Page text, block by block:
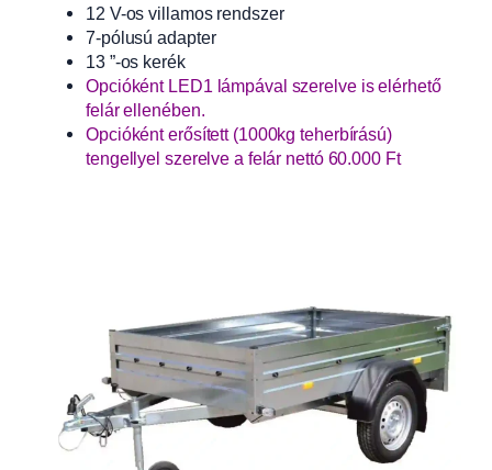
12 V-os villamos rendszer
7-pólusú adapter
13 ”-os kerék
Opcióként LED1 lámpával szerelve is elérhető
felár ellenében.
Opcióként erősített (1000kg teherbírású)
tengellyel szerelve a felár nettó 60.000 Ft